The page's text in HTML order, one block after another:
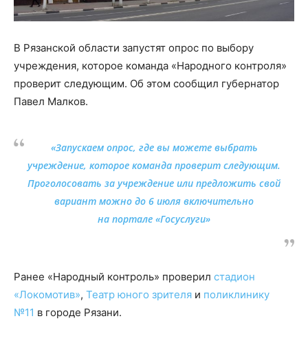
В Рязанской области запустят опрос по выбору
учреждения, которое команда «Народного контроля»
проверит следующим. Об этом сообщил губернатор
Павел Малков.
«Запускаем опрос, где вы можете выбрать
учреждение, которое команда проверит следующим.
Проголосовать за учреждение или предложить свой
вариант можно до 6 июля включительно
на портале «Госуслуги»
Ранее «Народный контроль» проверил стадион
«Локомотив», Театр юного зрителя и поликлинику
№11 в городе Рязани.